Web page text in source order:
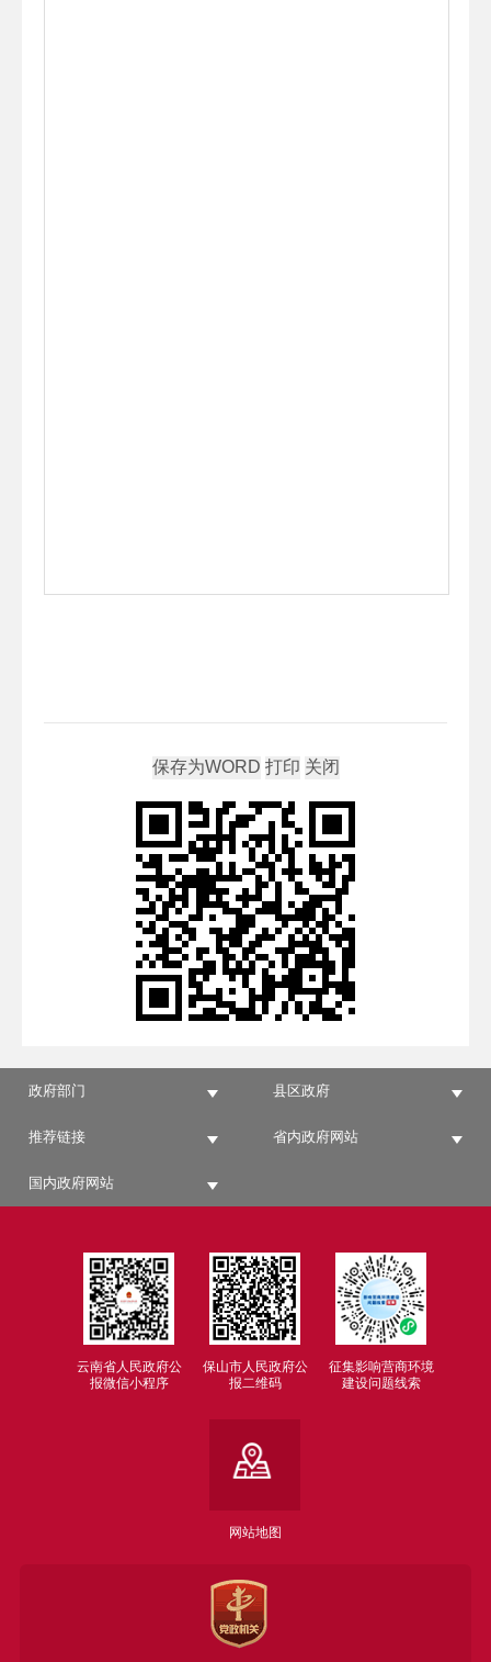
政府部门 县区政府
推荐链接 省内政府网站
国内政府网站
云南省人民政府公
报微信小程序
保山市人民政府公
报二维码
征集影响营商环境
建设问题线索
网站地图